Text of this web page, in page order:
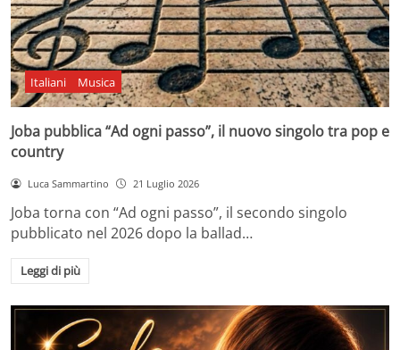
Italiani Musica
Joba pubblica “Ad ogni passo”, il nuovo singolo tra pop e
country
Luca Sammartino 21 Luglio 2026
Joba torna con “Ad ogni passo”, il secondo singolo
pubblicato nel 2026 dopo la ballad…
Leggi di più